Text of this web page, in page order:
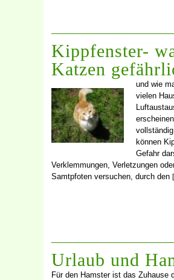
Kippfenster-
Katzen
und wie
vielen
können
Gefahr
Verklemmungen, Verletzungen
Samtpfoten versuchen, durch den
Urlaub und
Für den Hamster ist das Zuhause